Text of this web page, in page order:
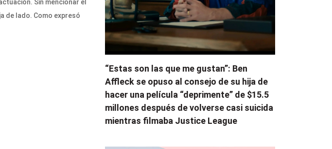
Sin mencionar el
de lado. Como expresó
“Estas son las que me gustan”: Ben
Affleck se opuso al consejo de su hija de
hacer una película “deprimente” de $15.5
millones después de volverse casi suicida
mientras filmaba Justice League